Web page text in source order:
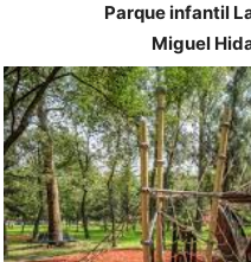
Parque infantil
Miguel